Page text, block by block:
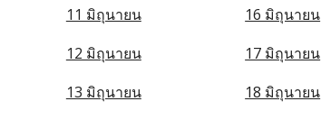
11 มิถุนายน
12 มิถุนายน
13 มิถุนายน
16 มิถุนายน
17 มิถุนายน
18 มิถุนายน